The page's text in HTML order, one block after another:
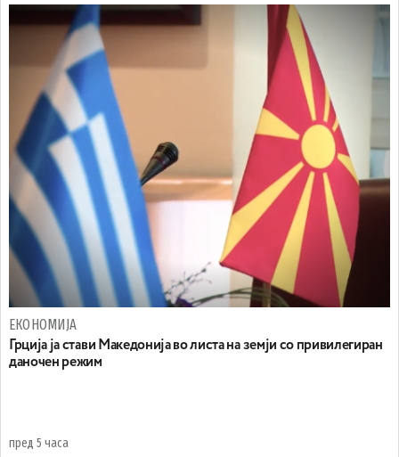
ЕКОНОМИЈА
Грција ја стави Македонија во листа на земји со привилегиран
даночен режим
пред 5 часа